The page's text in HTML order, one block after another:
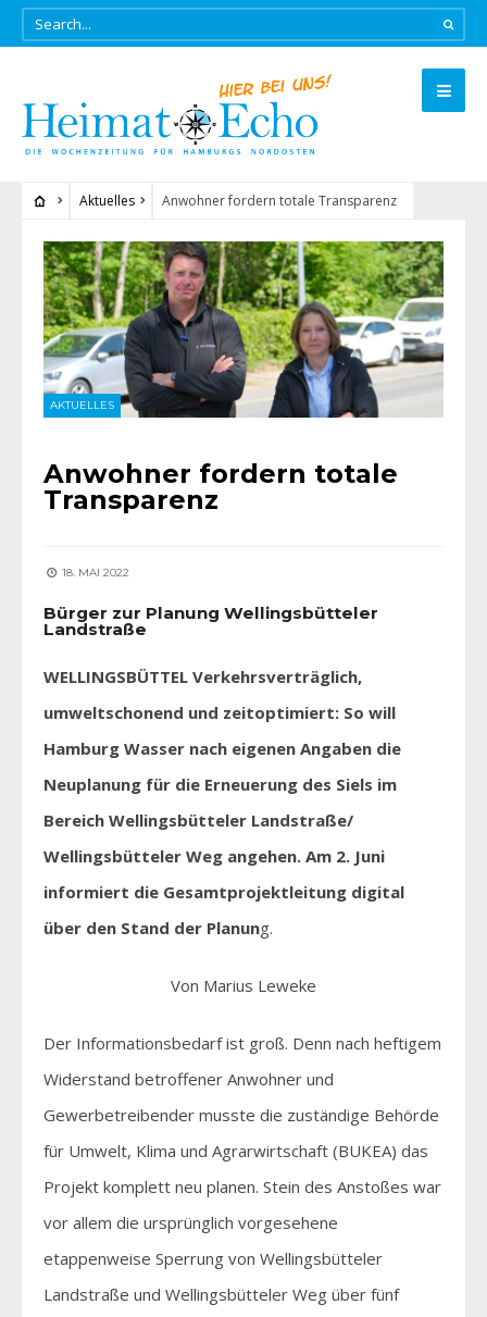
Aktuelles Anwohner fordern totale Transparenz
AKTUELLES
Anwohner fordern totale
Transparenz
18. MAI 2022
Bürger zur Planung Wellingsbütteler
Landstraße
WELLINGSBÜTTEL Verkehrsverträglich,
umweltschonend und zeitoptimiert: So will
Hamburg Wasser nach eigenen Angaben die
Neuplanung für die Erneuerung des Siels im
Bereich Wellingsbütteler Landstraße/
Wellingsbütteler Weg angehen. Am 2. Juni
informiert die Gesamtprojektleitung digital
über den Stand der Planung.
Von Marius Leweke
Der Informationsbedarf ist groß. Denn nach heftigem
Widerstand betroffener Anwohner und
Gewerbetreibender musste die zuständige Behörde
für Umwelt, Klima und Agrarwirtschaft (BUKEA) das
Projekt komplett neu planen. Stein des Anstoßes war
vor allem die ursprünglich vorgesehene
etappenweise Sperrung von Wellingsbütteler
Landstraße und Wellingsbütteler Weg über fünf